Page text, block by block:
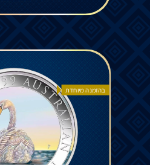
בהזמנה מיוחדת